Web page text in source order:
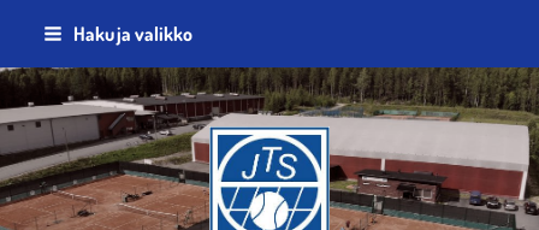
Siirry
sisältöön
Haku ja valikko
Jyväskylän Tennisseura ry